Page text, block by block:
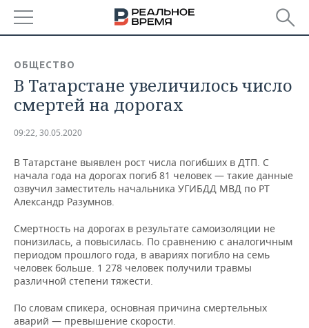
БАШКОРТОСТАН
ТАТАРСТАН
НОВОСТИ
АНАЛИТИКА
ДЕКЛАРАЦИИ О ДОХОДАХ
КОРОЛИ ГОСЗАКАЗА ПФО
ВУЗЫ ТАТАРСТАНА
КОМУ ПРИНАДЛЕЖАТ
ТОРГОВЫЕ ЦЕНТРЫ
НОВОСТИ ЭКОНОМИКИ
ФИНАНСЫ
БАНКИ
БЮДЖЕТ
ИНВЕСТИЦИИ
ПРОМЫШЛЕННОСТЬ
НОВОСТИ
АГРОПРОМ
МАШИНОСТРОЕНИЕ
НЕФТЕХИМИЯ
НЕДВИЖИМОСТЬ
НОВОСТИ НЕДВИЖИМОСТИ
АВТО
НОВОСТИ АВТО
БИЗНЕС
НОВОСТИ БИЗНЕСА
ТЕХНОЛОГИИ
ОБЩЕСТВО
В Татарстане увеличилось число
смертей на дорогах
09:22, 30.05.2020
В Татарстане выявлен рост числа погибших в ДТП. С
начала года на дорогах погиб 81 человек — такие данные
озвучил заместитель начальника УГИБДД МВД по РТ
Александр Разумнов.
Смертность на дорогах в результате самоизоляции не
понизилась, а повысилась. По сравнению с аналогичным
периодом прошлого года, в авариях погибло на семь
человек больше. 1 278 человек получили травмы
различной степени тяжести.
По словам спикера, основная причина смертельных
аварий — превышение скорости.